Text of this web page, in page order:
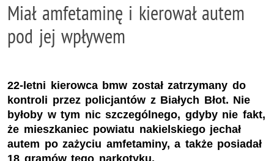
Miał amfetaminę i kierował autem
pod jej wpływem
22-letni kierowca bmw został zatrzymany do
kontroli przez policjantów z Białych Błot. Nie
byłoby w tym nic szczególnego, gdyby nie fakt,
że mieszkaniec powiatu nakielskiego jechał
autem po zażyciu amfetaminy, a także posiadał
18 gramów tego narkotyku.